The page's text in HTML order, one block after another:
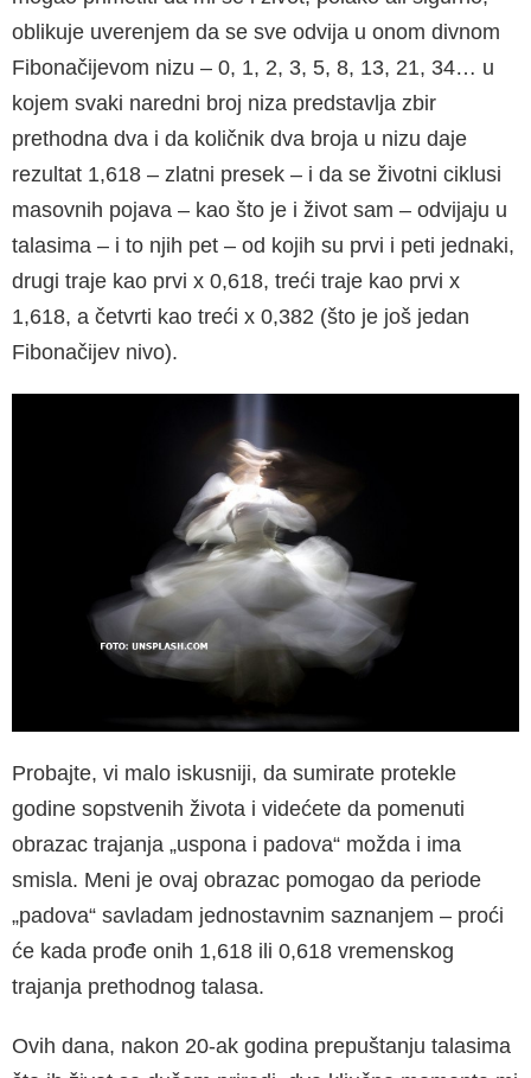
oblikuje uverenjem da se sve odvija u onom divnom
Fibonačijevom nizu – 0, 1, 2, 3, 5, 8, 13, 21, 34… u
kojem svaki naredni broj niza predstavlja zbir
prethodna dva i da količnik dva broja u nizu daje
rezultat 1,618 – zlatni presek – i da se životni ciklusi
masovnih pojava – kao što je i život sam – odvijaju u
talasima – i to njih pet – od kojih su prvi i peti jednaki,
drugi traje kao prvi x 0,618, treći traje kao prvi x
1,618, a četvrti kao treći x 0,382 (što je još jedan
Fibonačijev nivo).
Probajte, vi malo iskusniji, da sumirate protekle
godine sopstvenih života i videćete da pomenuti
obrazac trajanja „uspona i padova“ možda i ima
smisla. Meni je ovaj obrazac pomogao da periode
„padova“ savladam jednostavnim saznanjem – proći
će kada prođe onih 1,618 ili 0,618 vremenskog
trajanja prethodnog talasa.
Ovih dana, nakon 20-ak godina prepuštanju talasima